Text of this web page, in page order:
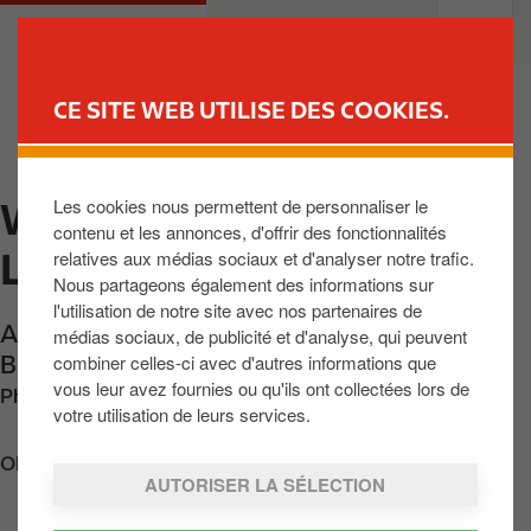
CE SITE WEB UTILISE DES COOKIES.
Les cookies nous permettent de personnaliser le
contenu et les annonces, d'offrir des fonctionnalités
relatives aux médias sociaux et d'analyser notre trafic.
Nous partageons également des informations sur
l'utilisation de notre site avec nos partenaires de
médias sociaux, de publicité et d'analyse, qui peuvent
combiner celles-ci avec d'autres informations que
vous leur avez fournies ou qu'ils ont collectées lors de
votre utilisation de leurs services.
AUTORISER LA SÉLECTION
c
o
e
n
u
i
c
M
a
TROUVER UNE STATION
WANLIN - DIR.
LUXEMBOURG E411
Autoroute E411 Brux.-Luxembourg,Wanlin
BE-5564,BE
Phone: +3282667619
Obtenir l'itinéraire